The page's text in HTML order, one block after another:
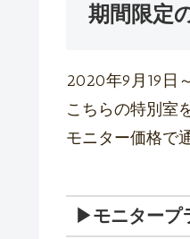
期間限定
2020年9月19日
こちらの特別室
モニター価格で
▶モニタープ